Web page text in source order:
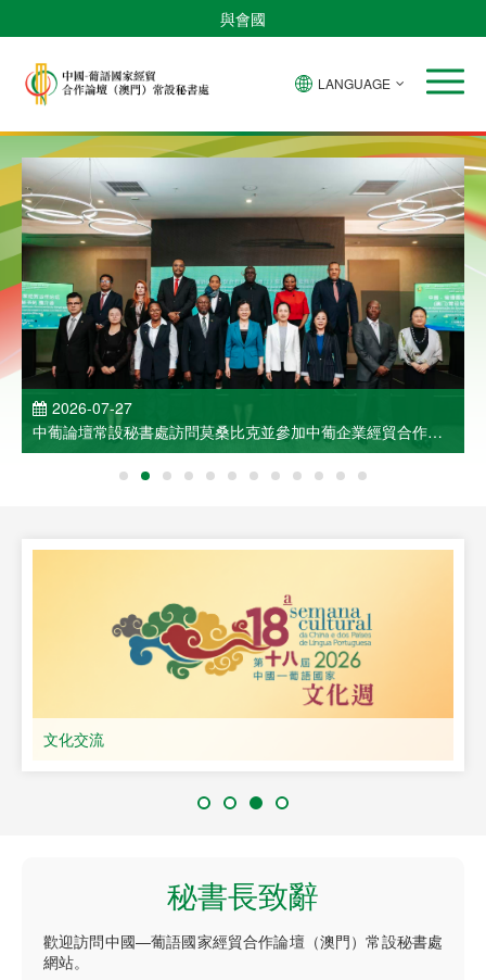
與會國
LANGUAGE
2026-07-27
中葡論壇常設秘書處訪問莫桑比克並參加中葡企業經貿合作洽
談會
文化交流
秘書長致辭
歡迎訪問中國—葡語國家經貿合作論壇（澳門）常設秘書處
網站。